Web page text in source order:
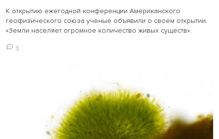
К открытию ежегодной конференции Американского
геофизического союза ученые объявили о своем открытии.
«Земли населяет огромное количество живых существ».
4